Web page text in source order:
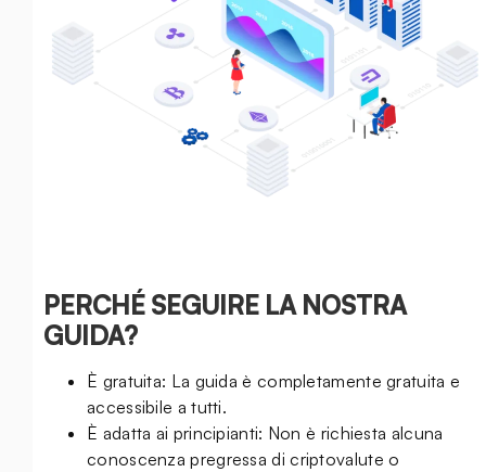
PERCHÉ SEGUIRE LA NOSTRA
GUIDA?
È gratuita: La guida è completamente gratuita e
accessibile a tutti.
È adatta ai principianti: Non è richiesta alcuna
conoscenza pregressa di criptovalute o